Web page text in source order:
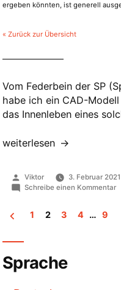
ergeben könnten, ist generell
« Zurück zur Übersicht
Vom Federbein der SP
habe ich ein CAD-
das Innenleben eines
„CAD-
SP-
Federbein“
weiterlesen
Veröffentlicht
von
Viktor 3. Februar 2021
Schreibe einen Kommentarzu
Beiträge
1 2 3 4 … 9
Sprache